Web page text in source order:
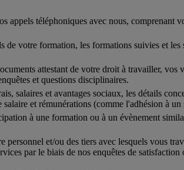
appels téléphoniques avec nous, comprenant
de votre formation, les formations suivies et
attestant de votre droit à travailler, vos
et questions disciplinaires.
salaires et avantages sociaux, les détails
et rémunérations (comme l'adhésion à un
à une formation ou à un évènement
et/ou des tiers avec lesquels vous
par le biais de nos enquêtes de